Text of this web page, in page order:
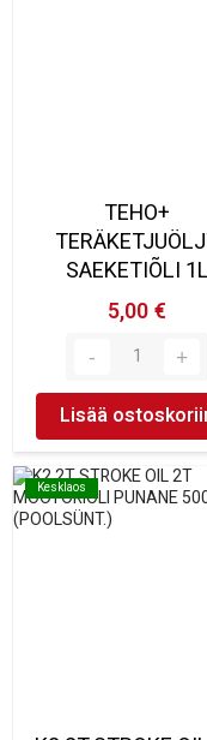
TEHO+
SAEKETIÕLI 1L
5,00 €
Lisää
Kesklaos
Kesklaos